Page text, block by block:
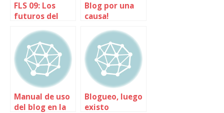
FLS 09: Los
futuros del
Blog por una
causa!
Manual de uso
del blog en la
Blogueo, luego
existo